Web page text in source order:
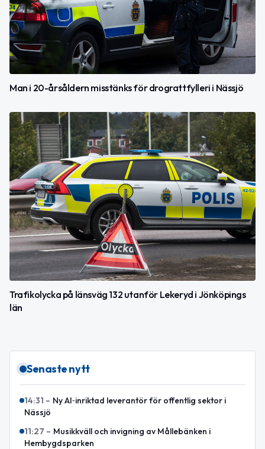
Man i 20-årsåldern misstänks för drograttfylleri i Nässjö
Trafikolycka på länsväg 132 utanför Lekeryd i Jönköpings
län
Senaste nytt
14:31 – Ny AI‑inriktad leverantör för offentlig sektor i
Nässjö
11:27 – Musikkväll och invigning av Mållebänken i
Hembygdsparken